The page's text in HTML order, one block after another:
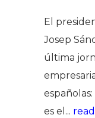
El
Josep
última
es el...